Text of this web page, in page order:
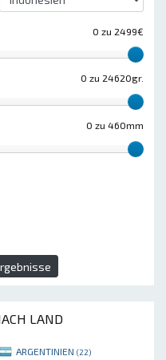
0 zu 2499€
0 zu 24620gr.
0 zu 460mm
LAND
ARGENTINIEN (22)